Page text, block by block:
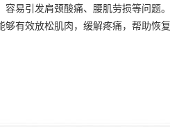
易引发肩颈酸痛、腰肌劳损等问题。
有效放松肌肉，缓解疼痛，帮助恢复